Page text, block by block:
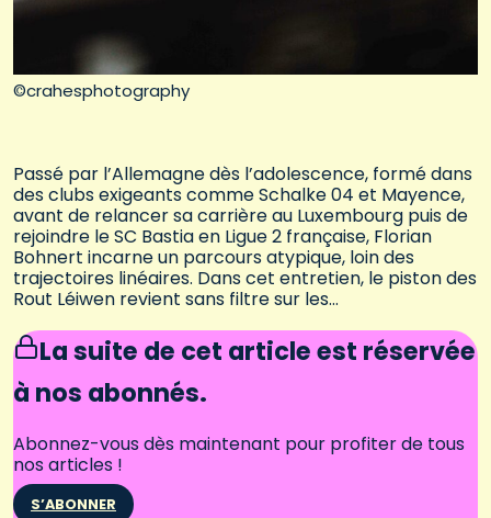
©crahesphotography
Passé par l’Allemagne dès l’adolescence, formé dans
des clubs exigeants comme Schalke 04 et Mayence,
avant de relancer sa carrière au Luxembourg puis de
rejoindre le SC Bastia en Ligue 2 française, Florian
Bohnert incarne un parcours atypique, loin des
trajectoires linéaires. Dans cet entretien, le piston des
Rout Léiwen revient sans filtre sur les…
La suite de cet article est réservée
à nos abonnés.
Abonnez-vous dès maintenant pour profiter de tous
nos articles !
S’ABONNER